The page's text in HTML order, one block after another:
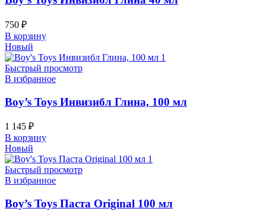
750 ₽
В корзину
Новый
Быстрый просмотр
В избранное
Boy’s Toys Инвизибл Глина, 100 мл
1 145 ₽
В корзину
Новый
Быстрый просмотр
В избранное
Boy’s Toys Паста Original 100 мл